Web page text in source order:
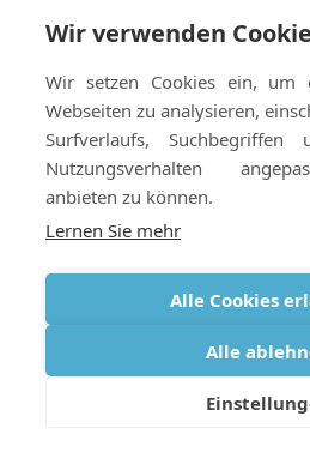
Cool bleiben:
Sauerstoffnutzer
Wir verwenden
Wir setzen Cookies ein, um
Webseiten zu analysieren,
Surfverlaufs,
Nutzungsverhalten
anbieten zu können.
Lernen Sie mehr
Alle Cookies
Alle